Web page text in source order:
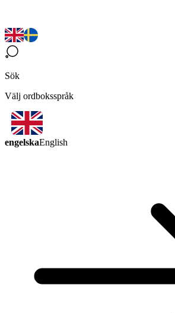
Sök
Välj ordboksspråk
engelskaEnglish